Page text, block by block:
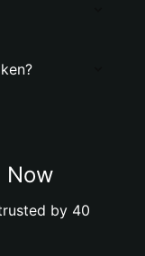
Now
by 40